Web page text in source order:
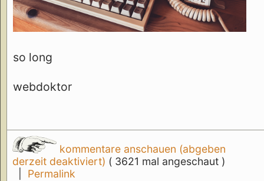
so long
webdoktor
kommentare anschauen (abgeben
derzeit deaktiviert) ( 3621 mal angeschaut )
Permalink